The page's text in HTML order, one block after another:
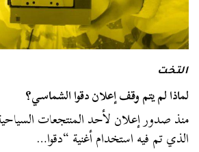
التخت
لماذا لم يتم وقف إعلان دقوا الشماسي؟
الذي تم فيه استخدام أغنية “دقوا…